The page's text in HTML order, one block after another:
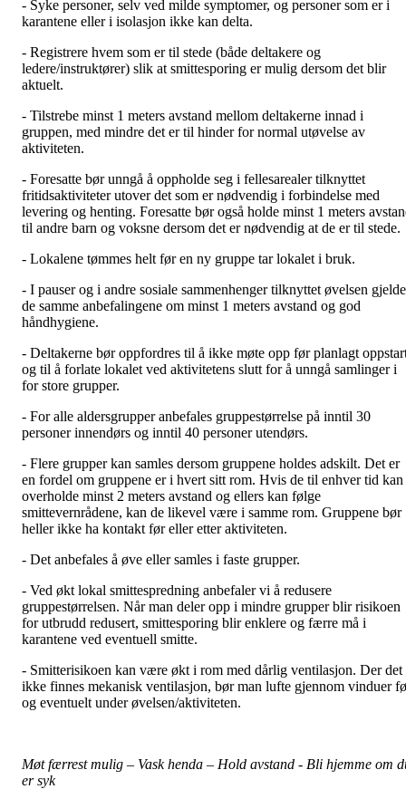
- Syke personer, selv ved milde symptomer, og personer som er i
karantene eller i isolasjon ikke kan delta.
- Registrere hvem som er til stede (både deltakere og
ledere/instruktører) slik at smittesporing er mulig dersom det blir
aktuelt.
- Tilstrebe minst 1 meters avstand mellom deltakerne innad i
gruppen, med mindre det er til hinder for normal utøvelse av
aktiviteten.
- Foresatte bør unngå å oppholde seg i fellesarealer tilknyttet
fritidsaktiviteter utover det som er nødvendig i forbindelse med
levering og henting. Foresatte bør også holde minst 1 meters
til andre barn og voksne dersom det er nødvendig at de er til stede.
- Lokalene tømmes helt før en ny gruppe tar lokalet i bruk.
- I pauser og i andre sosiale sammenhenger tilknyttet øvelsen
de samme anbefalingene om minst 1 meters avstand og god
håndhygiene.
- Deltakerne bør oppfordres til å ikke møte opp før planlagt
og til å forlate lokalet ved aktivitetens slutt for å unngå samlinger i
for store grupper.
- For alle aldersgrupper anbefales gruppestørrelse på inntil 30
personer innendørs og inntil 40 personer utendørs.
- Flere grupper kan samles dersom gruppene holdes adskilt. Det er
en fordel om gruppene er i hvert sitt rom. Hvis de til enhver tid kan
overholde minst 2 meters avstand og ellers kan følge
smittevernrådene, kan de likevel være i samme rom. Gruppene bør
heller ikke ha kontakt før eller etter aktiviteten.
- Det anbefales å øve eller samles i faste grupper.
- Ved økt lokal smittespredning anbefaler vi å redusere
gruppestørrelsen. Når man deler opp i mindre grupper blir risikoen
for utbrudd redusert, smittesporing blir enklere og færre må i
karantene ved eventuell smitte.
- Smitterisikoen kan være økt i rom med dårlig ventilasjon. Der det
ikke finnes mekanisk ventilasjon, bør man lufte gjennom vinduer
og eventuelt under øvelsen/aktiviteten.
Møt færrest mulig – Vask henda – Hold avstand - Bli hjemme om
er syk